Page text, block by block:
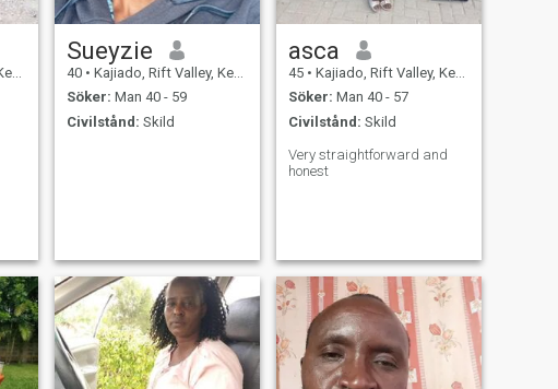
Sueyzie
40 • Kajiado, Rift Valley, Kenya
Söker: Man 40 - 59
Civilstånd: Skild
asca
45 • Kajiado, Rift Valley, Kenya
Söker: Man 40 - 57
Civilstånd: Skild
Very straightforward and
honest